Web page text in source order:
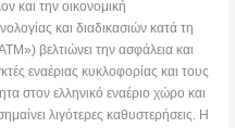
και την οικονομική
και διαδικασιών κατά τη
βελτιώνει την ασφάλεια και
εναέριας κυκλοφορίας και τους
στον ελληνικό εναέριο χώρο και
λιγότερες καθυστερήσεις. Η